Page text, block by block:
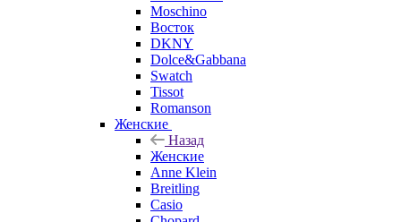
Moschino
Восток
DKNY
Dolce&Gabbana
Swatch
Tissot
Romanson
Женские
Назад
Женские
Anne Klein
Breitling
Casio